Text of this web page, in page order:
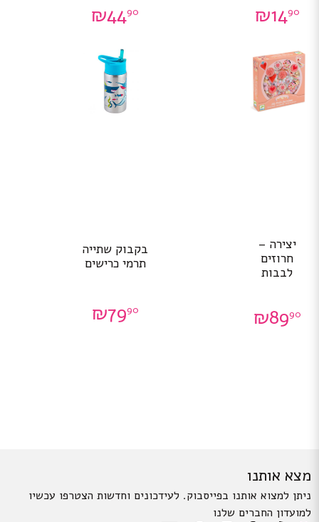
₪1490
₪4490
יצירה –
חרוזים
לבבות
₪8990
בקבוק שתייה
תרמי כרישים
₪7990
מצא אותנו
ניתן למצוא אותנו בפייסבוק. לעידכונים וחדשות הצטרפו עכשיו
למועדון החברים שלנו